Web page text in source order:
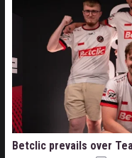
Betclic prevails over